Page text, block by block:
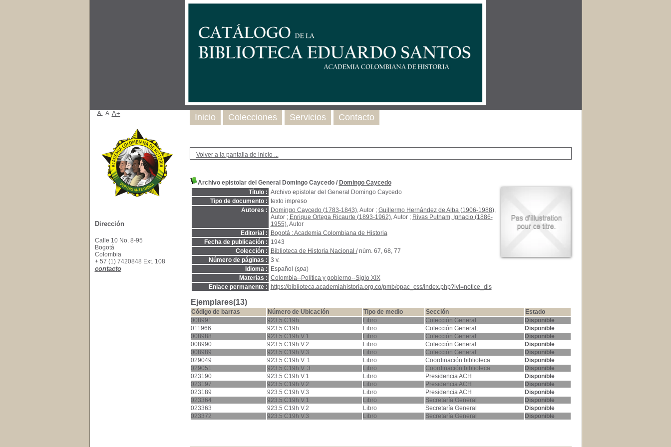
Volver a la pantalla de inicio ...
Archivo epistolar del General Domingo Caycedo/ Domingo Caycedo
Título : Archivo epistolar del General Domingo Caycedo
Tipo de documento : texto impreso
Autores :
Domingo Caycedo (1783-1843), Autor ; Guillermo Hernández de Alba (1906-1988),
Autor ; Enrique Ortega Ricaurte (1893-1962), Autor ; Rivas Putnam, Ignacio (1886-
1955), Autor
Editorial :
Bogotá : Academia Colombiana de Historia
Fecha de publicación : 1943
Colección :
Biblioteca de Historia Nacional /núm. 67, 68, 77
Número de páginas : 3 v.
Idioma :
Español (spa)
Materias : Colombia--Política y gobierno--Siglo XIX
Enlace permanente :
https://biblioteca.academiahistoria.org.co/pmb/opac_css/index.php?lvl=notice_dis
Ejemplares(13)
Código de barras Número de Ubicación Tipo de medio Sección
Estado
008991
923.5 C19h Libro Colección General
Disponible
011966
923.5 C19h Libro Colección General
Disponible
008988
923.5 C19h V.1 Libro Colección General
Disponible
008990
923.5 C19h V.2 Libro Colección General
Disponible
008989
923.5 C19h V.3 Libro Colección General
Disponible
029049
923.5 C19h V. 1 Libro Coordinación biblioteca
Disponible
029051
923.5 C19h V. 3 Libro Coordinación biblioteca
Disponible
023190
923.5 C19h V.1 Libro Presidencia ACH
Disponible
023197
923.5 C19h V.2 Libro Presidencia ACH
Disponible
023189
923.5 C19h V.3 Libro Presidencia ACH
Disponible
023364
923.5 C19h V.1 Libro Secretaría General
Disponible
023363
923.5 C19h V.2 Libro Secretaría General
Disponible
023372
923.5 C19h V.3 Libro Secretaría General Disponible
Inicio Colecciones Servicios Contacto
A- A A+
Dirección
Calle 10 No. 8-95
Bogotá
Colombia
+ 57 (1) 7420848 Ext. 108
contacto